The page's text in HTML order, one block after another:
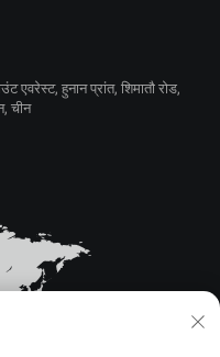
एवरेस्ट, हुनान प्रांत, शिमातौ रोड,
चीन